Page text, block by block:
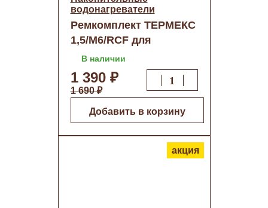
водонагреватели
Ремкомплект ТЕРМЕКС
1,5/М6/RCF для
водонагревателя 900
014
В наличии
1 390 ₽
1 690 ₽
Добавить в корзину
акция